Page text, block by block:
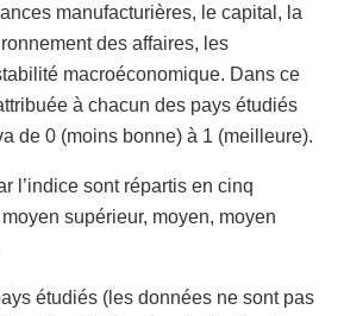
manufacturières, le capital, la
des affaires, les
macroéconomique. Dans ce
à chacun des pays étudiés
de 0 (moins bonne) à 1 (meilleure).
l’indice sont répartis en cinq
supérieur, moyen, moyen
étudiés (les données ne sont pas